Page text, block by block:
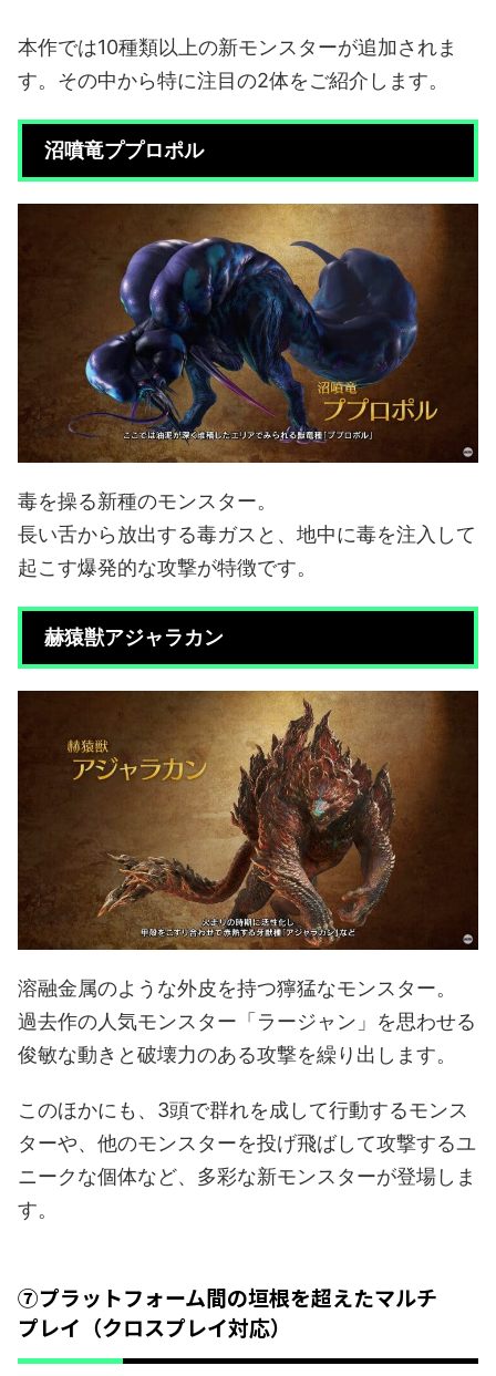
本作では10種類以上の新モンスターが追加されま
す。その中から特に注目の2体をご紹介します。
沼噴竜ププロポル
毒を操る新種のモンスター。
長い舌から放出する毒ガスと、地中に毒を注入して
起こす爆発的な攻撃が特徴です。
赫猿獣アジャラカン
溶融金属のような外皮を持つ獰猛なモンスター。
過去作の人気モンスター「ラージャン」を思わせる
俊敏な動きと破壊力のある攻撃を繰り出します。
このほかにも、3頭で群れを成して行動するモンス
ターや、他のモンスターを投げ飛ばして攻撃するユ
ニークな個体など、多彩な新モンスターが登場しま
す。
⑦プラットフォーム間の垣根を超えたマルチ
プレイ（クロスプレイ対応）